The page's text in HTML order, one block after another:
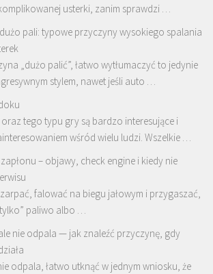
usterki, zanim sprawdzi …
pali: typowe przyczyny wysokiego spalania
„dużo palić”, łatwo wytłumaczyć to jedynie
stylem, nawet jeśli auto …
tego typu gry są bardzo interesujące i
wśród wielu ludzi. Wszelkie …
– objawy, check engine i kiedy nie
falować na biegu jałowym i przygaszać,
paliwo albo …
nie odpala — jak znaleźć przyczynę, gdy
odpala, łatwo utknąć w jednym wniosku, że